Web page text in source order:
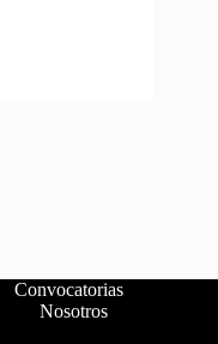
Convocatorias
Nosotros